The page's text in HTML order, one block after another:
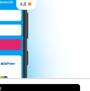
Кар’єра
Умови використання